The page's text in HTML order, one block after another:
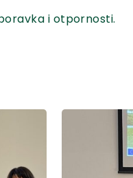
i otpornosti.